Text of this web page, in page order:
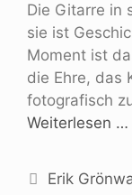
Die Gitarre in
sie ist
Moment ist
die Ehre, das
fotografisch
Weiterlesen …
Erik